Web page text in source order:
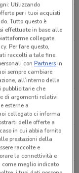
Esterna, 79
Utilizzando
per i tuoi acquisti
Tutto questo è
effettuate in base alle
collegate,
Per fare questo,
raccolti a tale fine.
conPartnersin
sempre cambiare
all’interno della
pubblicitarie che
di argomenti relativi
esterne a
collegato ci informa
delle offerte a
in cui abbia fornito
prestazioni della
raccolte e
la connettività e
come meglio indicato